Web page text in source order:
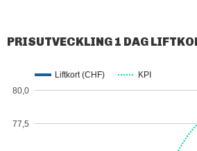
PRISUTVECKLING 1 DAG
Liftkort (CHF) KPI
77,5
80,0